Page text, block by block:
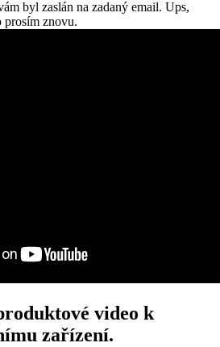
byl zaslán na zadaný email. Ups,
prosím znovu.
video k
zařízení.